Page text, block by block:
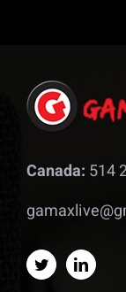
Canada: 514